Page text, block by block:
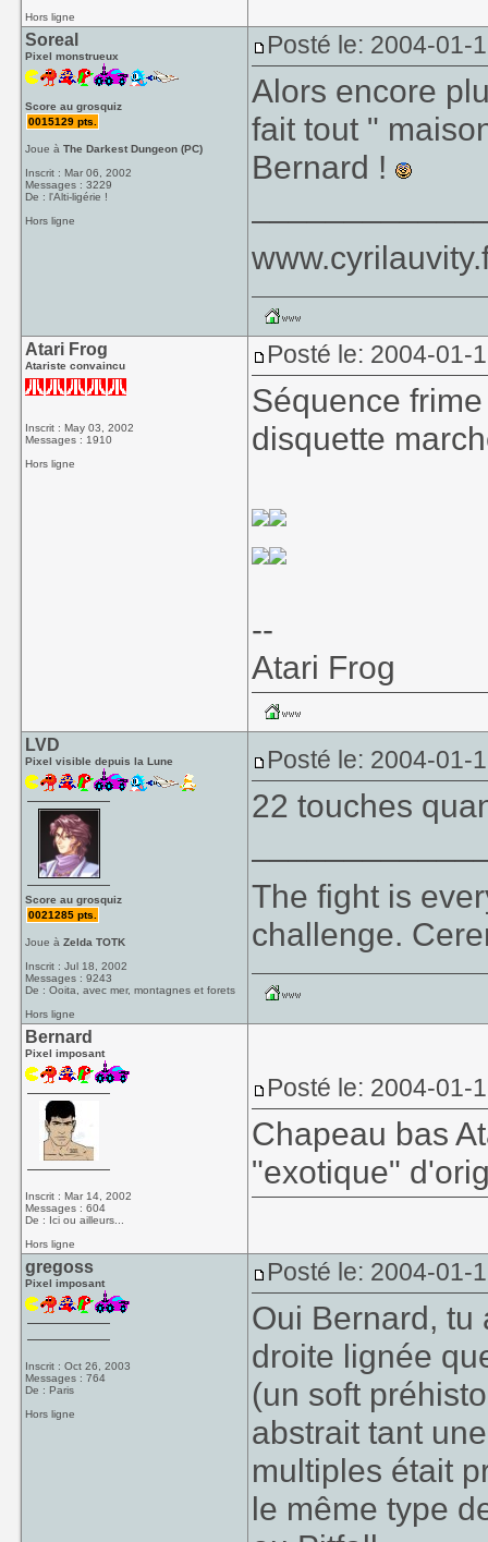
Hors ligne
Soreal
Pixel monstrueux
Score au grosquiz
0015129 pts.
Joue àThe Darkest Dungeon (PC)
Inscrit : Mar 06, 2002
Messages : 3229
De : l'Alti-ligérie !
Hors ligne
Posté le: 2004-01-
Alors encore
fait tout "
Bernard !
Atari Frog
Atariste convaincu
Inscrit : May 03, 2002
Messages : 1910
Hors ligne
Posté le: 2004-01-
Séquence
disquette
--
Atari Frog
LVD
Pixel visible depuis la Lune
Score au grosquiz
0021285 pts.
Joue àZelda TOTK
Inscrit : Jul 18, 2002
Messages : 9243
De : Ooita, avec mer, montagnes et forets
Hors ligne
Posté le: 2004-01-
22 touches
The fight is
challenge.
Bernard
Pixel imposant
Inscrit : Mar 14, 2002
Messages : 604
De : Ici ou ailleurs...
Hors ligne
Posté le: 2004-01-
Chapeau bas
"exotique"
gregoss
Pixel imposant
Inscrit : Oct 26, 2003
Messages : 764
De : Paris
Hors ligne
Posté le: 2004-01-
Oui Bernard, tu
droite lignée
(un soft
abstrait tant
multiples était
le même type